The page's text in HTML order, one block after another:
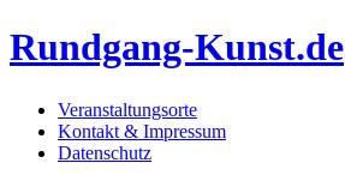
Rundgang-Kunst.de
Veranstaltungsorte
Kontakt & Impressum
Datenschutz